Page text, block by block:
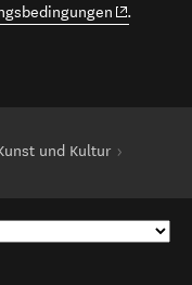
(opens in
.
und Kultur